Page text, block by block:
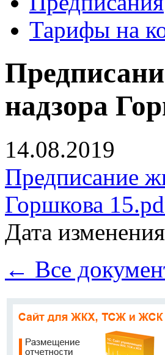
Тарифы на
надзора
14.08.2019
Предписание
Горшкова
Дата
← Все